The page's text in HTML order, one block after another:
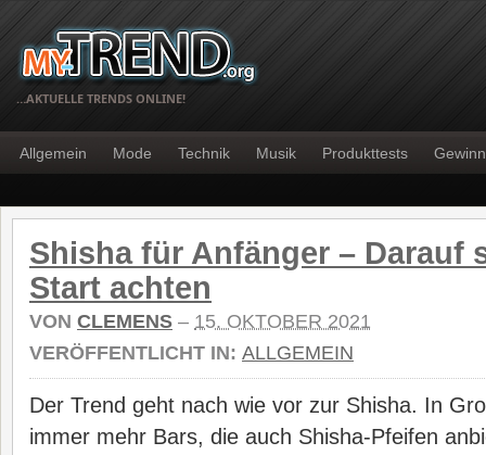
…AKTUELLE TRENDS ONLINE!
Allgemein Mode Technik Musik Produkttests
Shisha für Anfänger – Darauf
Start achten
VON CLEMENS – 15. OKTOBER 2021
VERÖFFENTLICHT IN: ALLGEMEIN
Der Trend geht nach wie vor zur Shisha. In
immer mehr Bars, die auch Shisha-Pfeifen